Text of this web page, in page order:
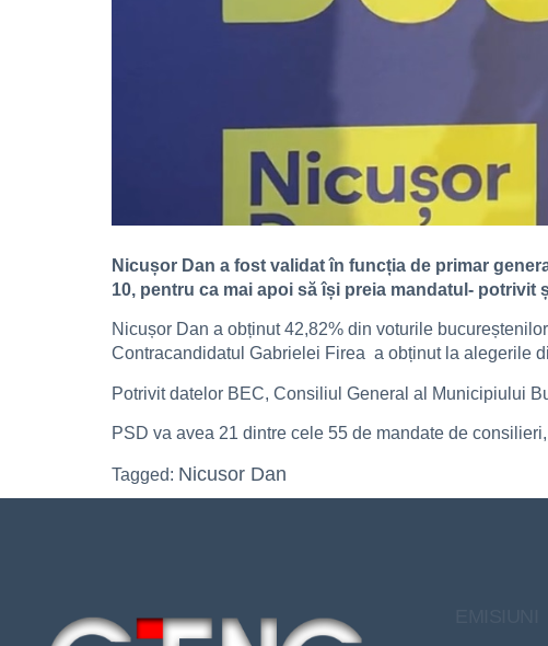
Nicușor Dan a fost validat în funcția de primar
10, pentru ca mai apoi să își preia mandatul- potrivit
Nicușor Dan a obținut 42,82% din voturile
Contracandidatul Gabrielei Firea a obținut la alegerile
Potrivit datelor BEC, Consiliul General al Municipiului
PSD va avea 21 dintre cele 55 de mandate de
Tagged: Nicusor Dan